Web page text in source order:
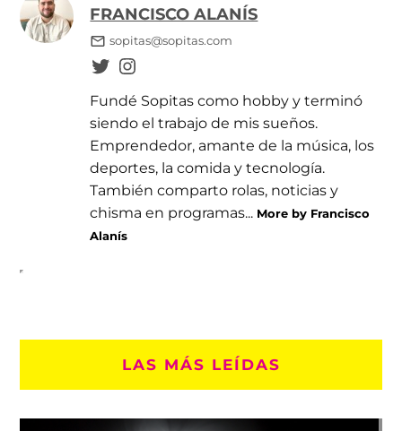
FRANCISCO ALANÍS
sopitas@sopitas.com
Fundé Sopitas como hobby y terminó
siendo el trabajo de mis sueños.
Emprendedor, amante de la música, los
deportes, la comida y tecnología.
También comparto rolas, noticias y
chisma en programas... More by Francisco
Alanís
LAS MÁS LEÍDAS